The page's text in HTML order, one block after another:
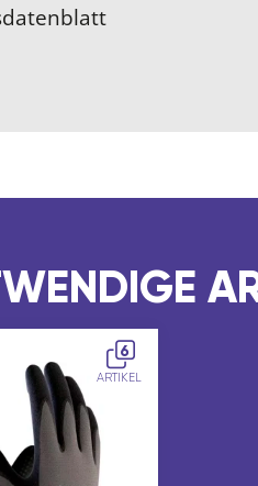
6
ARTIKEL